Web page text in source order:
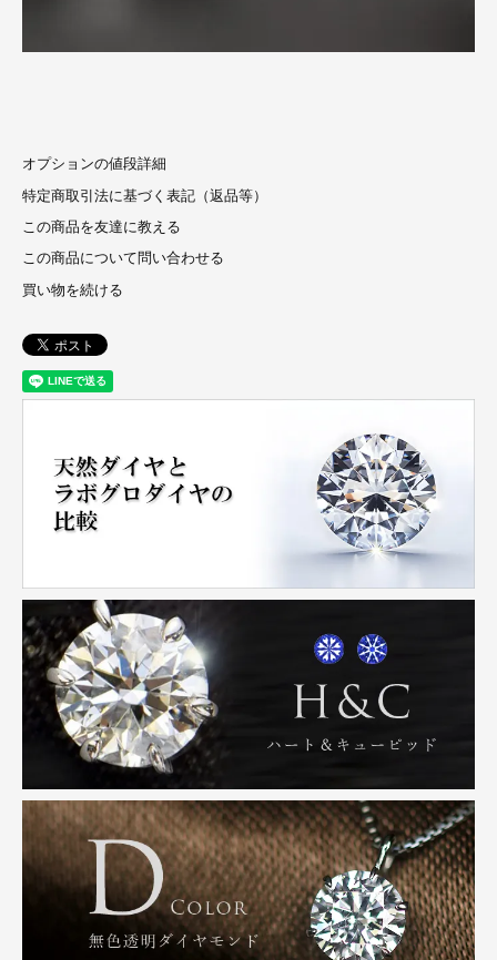
オプションの値段詳細
特定商取引法に基づく表記（返品等）
この商品を友達に教える
この商品について問い合わせる
買い物を続ける